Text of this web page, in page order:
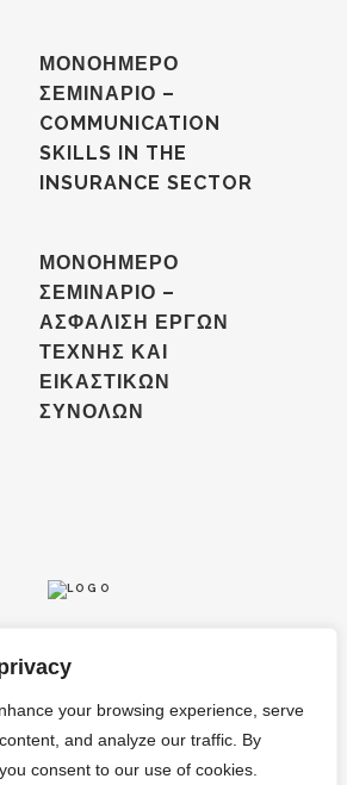
your browsing experience, serve
and analyze our traffic. By
consent to our use of cookies.
ΜΟΝΟΗΜΕΡΟ
ΣΕΜΙΝΑΡΙΟ –
COMMUNICATION
SKILLS IN THE
INSURANCE SECTOR
ΜΟΝΟΗΜΕΡΟ
ΣΕΜΙΝΑΡΙΟ –
ΑΣΦΑΛΙΣΗ ΕΡΓΩΝ
ΤΕΧΝΗΣ ΚΑΙ
ΕΙΚΑΣΤΙΚΩΝ
ΣΥΝΟΛΩΝ
BY INSURANCE INSTITUTE OF CYPRUS